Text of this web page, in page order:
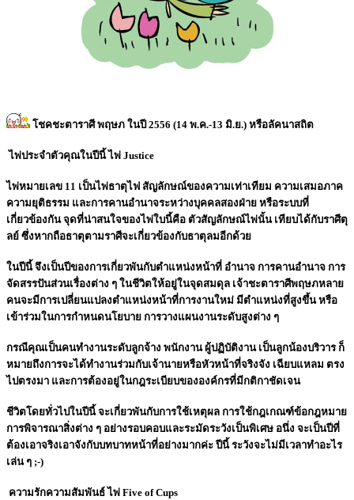
โชคชะตาราศี พฤษภ ในปี 2556 (14 พ.ค.-13 มิ.ย.) หรือลัคนาสถิต
ไพ่ประจำตัวคุณในปีนี้ ไพ่ Justice
ไพ่หมายเลข 11 เป็นไพ่ธาตุไฟ สัญลักษณ์ของความเท่าเทียม ความเสมอภาค
ความยุติธรรม และการคานอำนาจระหว่างบุคคลสองฝ่าย หรือระบบที่
เกี่ยวข้องกัน จุดที่น่าสนใจของไพ่ใบนี้คือ ตัวสัญลักษณ์ไพ่นั้น เทียบได้กับราศีตุ
ลย์ ซึ่งหากถือธาตุตามราศีจะเกี่ยวข้องกับธาตุลมอีกด้วย
ในปีนี้ จึงเป็นปีของการเกี่ยวพันกับตำแหน่งหน้าที่ อำนาจ การคานอำนาจ การ
จัดสรรปันส่วนเรื่องต่าง ๆ ในชีวิตให้อยู่ในจุดสมดุล เจ้าชะตาราศีพฤษภหลาย
คนจะมีการเปลี่ยนแปลงตำแหน่งหน้าที่การงานใหม่ มีตำแหน่งที่สูงขึ้น หรือ
เข้าร่วมในการกำหนดนโยบาย การวางแผนงานระดับสูงต่าง ๆ
กรณีคุณเป็นคนทำงานระดับลูกจ้าง พนักงาน ผู้ปฏิบัติงาน เป็นลูกน้องบริวาร ก็
หมายถึงการจะได้ทำงานร่วมกับเจ้านายหรือหัวหน้าที่จริงจัง เฉียบแหลม ตรง
ไปตรงมา และการต้องอยู่ในกฎระเบียบขององค์กรที่มีกติกาชัดเจน
ชีวิตโดยทั่วไปในปีนี้ จะเกี่ยวพันกับการใช้เหตุผล การใช้กฎเกณฑ์ข้อกฎหมาย
การพิจารณาสิ่งต่าง ๆ อย่างรอบคอบและระมัดระวังเป็นพิเศษ อนึ่ง จะเป็นปีที่
ต้องเอาจริงเอาจังกับบทบาทหน้าที่อย่างมากค่ะ ปีนี้ ระวังจะไม่มีเวลาทำอะไร
เล่น ๆ ;-)
ความรักความสัมพันธ์ ไพ่ Five of Cups